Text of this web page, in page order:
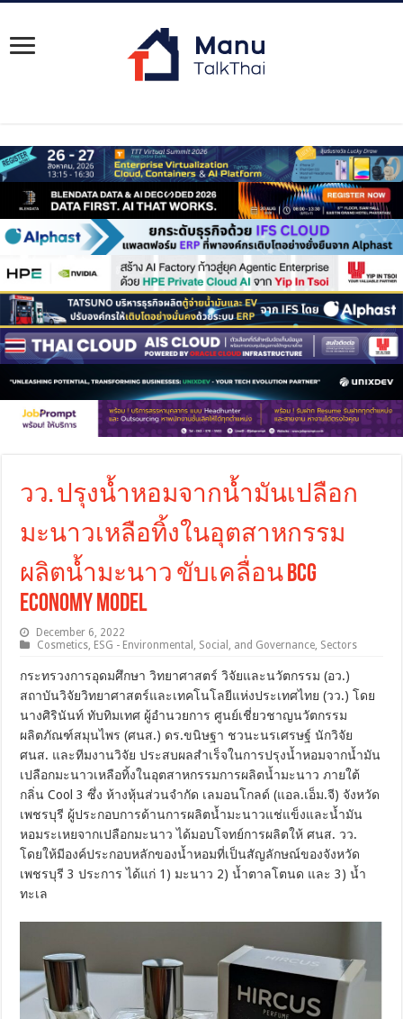
วว. ปรุงน้ำหอมจากน้ำมันเปลือก
มะนาวเหลือทิ้งในอุตสาหกรรม
ผลิตน้ำมะนาว ขับเคลื่อน BCG
Economy Model
December 6, 2022
Cosmetics ESG - Environmental, Social, and Governance Sectors
กระทรวงการอุดมศึกษา วิทยาศาสตร์ วิจัยและนวัตกรรม (อว.)
สถาบันวิจัยวิทยาศาสตร์และเทคโนโลยีแห่งประเทศไทย (วว.) โดย
นางศิรินันท์ ทับทิมเทศ ผู้อำนวยการ ศูนย์เชี่ยวชาญนวัตกรรม
ผลิตภัณฑ์สมุนไพร (ศนส.) ดร.ขนิษฐา ชวนะนรเศรษฐ์ นักวิจัย
ศนส. และทีมงานวิจัย ประสบผลสำเร็จในการปรุงน้ำหอมจากน้ำมัน
เปลือกมะนาวเหลือทิ้งในอุตสาหกรรมการผลิตน้ำมะนาว ภายใต้
กลิ่น Cool 3 ซึ่ง ห้างหุ้นส่วนจำกัด เลมอนโกลด์ (แอล.เอ็ม.จี) จังหวัด
เพชรบุรี ผู้ประกอบการด้านการผลิตน้ำมะนาวแช่แข็งและน้ำมัน
หอมระเหยจากเปลือกมะนาว ได้มอบโจทย์การผลิตให้ ศนส. วว.
โดยให้มีองค์ประกอบหลักของน้ำหอมที่เป็นสัญลักษณ์ของจังหวัด
เพชรบุรี 3 ประการ ได้แก่ 1) มะนาว 2) น้ำตาลโตนด และ 3) น้ำ
ทะเล